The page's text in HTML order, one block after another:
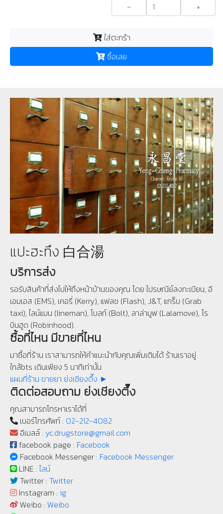
- +
ใส่ตะกร้า
ซื้อเลย
แปะฮะทึง 白合湯
บริการส่ง
รอรับสินค้าที่ส่งไปให้ถึงหน้าบ้านของคุณ โดย ไปรษณีย์ลงทะเบียน, อี
เอมเอส (EMS), เคอรี่ (Kerry), แฟลช (Flash), J&T, แกร็บ (Grab
taxi), ไลน์แมน (lineman), โบลท์ (Bolt), ลาล่ามูฟ (Lalamove), โร
บินฮูด (Robinhood).
ซื้อที่ไหน มีขายที่ไหน
มาซื้อที่ร้าน เราสามารถให้คำแนะนำกับคุณเพิ่มเติมได้ ร้านเราอยู่
ใกล้bts เดินเพียง 5 นาทีเท่านั้น
แผนที่ร้าน ขายยา ย่งเชียงตึ๊ง ►
ติดต่อสอบถาม ย่งเชียงตึ๊ง
คุณสามารถโทรหาเราได้ที่
เบอร์โทรศัพท์ : 02-212-4082
อีเมลล์ : yc.drugstore@gmail.com
facebook page : Facebook
Facebook Messenger : Facebook Messenger
LINE :ไลน์
Twitter : Twitter
Instagram : ig
Weibo : Weibo